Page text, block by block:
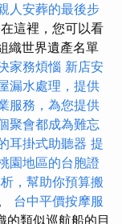
人安葬的最後步
在這裡，您可以看
織世界遺產名單
家務煩惱 新店安
漏水處理，提供
服務，為您提供
聚會都成為難忘
耳掛式助聽器 提
園地區的台胞證
，幫助你預算搬
台中平價按摩服
類似巡航船的目